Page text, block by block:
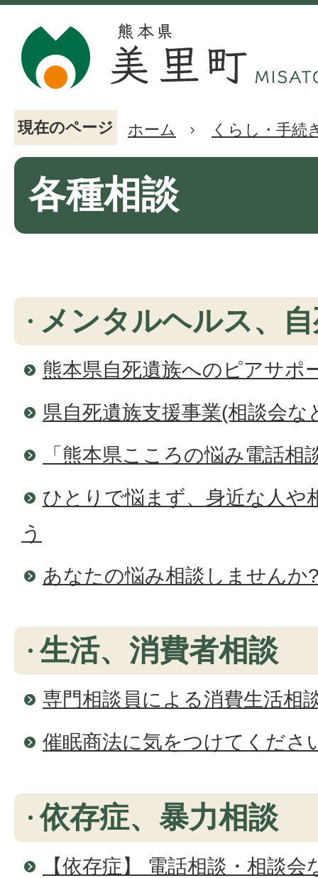
現在のページ ホーム くらし・手続
各種相談
メンタルヘルス、
熊本県自死遺族へのピアサポ
県自死遺族支援事業(相談会な
「熊本県こころの悩み電話相
ひとりで悩まず、身近な人や
う
あなたの悩み相談しませんか
生活、消費者相談
専門相談員による消費生活相
催眠商法に気をつけてくださ
依存症、暴力相談
【依存症】 電話相談・相談会